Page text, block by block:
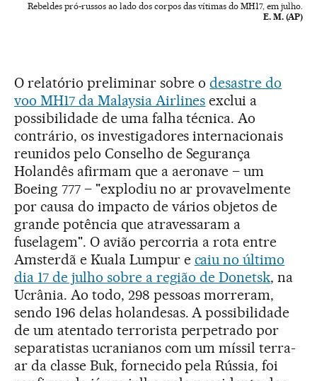
Rebeldes pró-russos ao lado dos corpos das vítimas do MH17, em julho.
E. M. (AP)
O relatório preliminar sobre odesastre do
voo MH17 da Malaysia Airlines exclui a
possibilidade de uma falha técnica. Ao
contrário, os investigadores internacionais
reunidos pelo Conselho de Segurança
Holandês afirmam que a aeronave – um
Boeing 777 – "explodiu no ar provavelmente
por causa do impacto de vários objetos de
grande potência que atravessaram a
fuselagem". O avião percorria a rota entre
Amsterdã e Kuala Lumpur e caiu no último
dia 17 de julho sobre a região de Donetsk, na
Ucrânia. Ao todo, 298 pessoas morreram,
sendo 196 delas holandesas. A possibilidade
de um atentado terrorista perpetrado por
separatistas ucranianos com um míssil terra-
ar da classe Buk, fornecido pela Rússia, foi